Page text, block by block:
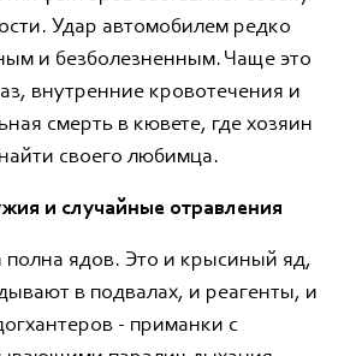
Удар автомобилем редко
и безболезненным. Чаще это
внутренние кровотечения и
смерть в кювете, где хозяин
своего любимца.
и случайные отравления
полна ядов. Это и крысиный яд,
в подвалах, и реагенты, и
- приманки с